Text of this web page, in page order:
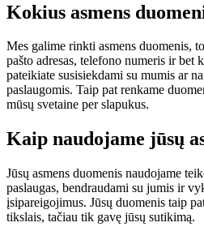
Kokius asmens
Mes galime rinkti asmens duomenis,
pašto adresas, telefono numeris ir
pateikiate susisiekdami su mumis ar
paslaugomis. Taip pat renkame
mūsų svetaine per slapukus.
Kaip naudojame jūsų
Jūsų asmens duomenis naudojame
paslaugas, bendraudami su jumis ir
įsipareigojimus. Jūsų duomenis taip
tikslais, tačiau tik gavę jūsų sutikimą.